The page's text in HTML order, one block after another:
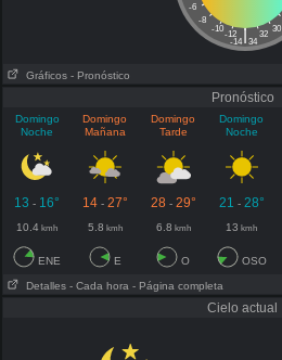
-6
-8
-10
30
-12 32
|
-14 34
Gráficos - Pronóstico
Pronóstico
Domingo
Noche
Domingo
Mañana
Domingo
Tarde
Domingo
Noche
13 - 16° 14- 27° 28- 29° 21 - 28°
10.4 kmh 5.8 kmh 6.8 kmh 13 kmh
ENE E O OSO
Detalles - Cada hora - Página completa
Cielo actual